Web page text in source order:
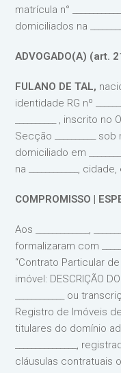
matrícula n°
domiciliados na
ADVOGADO(A) (art.
FULANO DE TAL,
identidade RG nº
__________ , inscrito
Secção __________ sob
domiciliado em
na ____________,
COMPROMISSO |
Aos _____________,
formalizaram com
“Contrato Particular
imóvel: DESCRIÇÃO
____________ ou
Registro de Imóveis de
titulares do domínio
_______________,
cláusulas contratuais